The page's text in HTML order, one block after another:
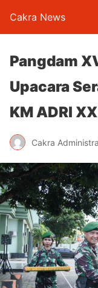
Cakra News
Pangdam
Upacara
KM ADRI
Cakra